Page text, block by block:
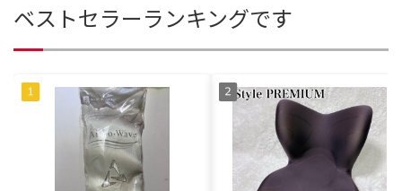
ベストセラーランキングです